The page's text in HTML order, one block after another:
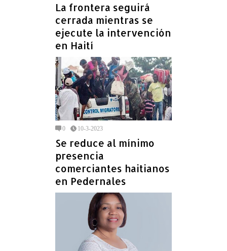
La frontera seguirá
cerrada mientras se
ejecute la intervención
en Haití
0 10-3-2023
Se reduce al mínimo
presencia
comerciantes haitianos
en Pedernales